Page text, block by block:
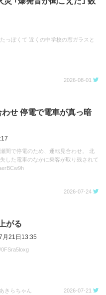
っぽくて 近くの中学校の窓ガラスと
2026-08-01
せ 停電で電車が真っ暗
間で停電のため、運転見合わせ。 北
した電車のなかに乗客が取り残されて
2026-07-24
がる
月21日13:35
きらちゃん 2026-07-21